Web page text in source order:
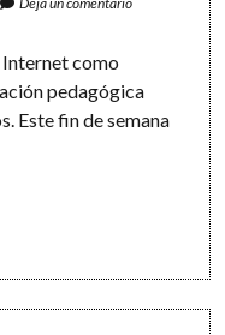
Internet como
pedagógica
Este fin de semana